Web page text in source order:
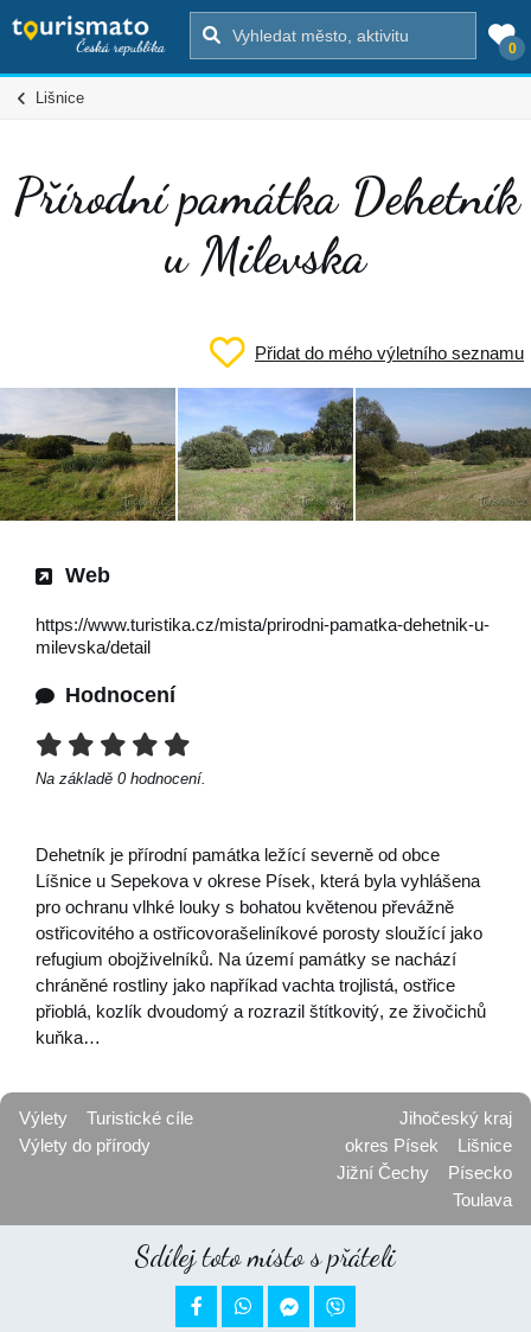
0
Lišnice
Přírodní památka Dehetník
u Milevska
Přidat do mého výletního seznamu
Web
https://www.turistika.cz/mista/prirodni-pamatka-dehetnik-u-
milevska/detail
Hodnocení
Na základě 0 hodnocení.
Dehetník je přírodní památka ležící severně od obce
Líšnice u Sepekova v okrese Písek, která byla vyhlášena
pro ochranu vlhké louky s bohatou květenou převážně
ostřicovitého a ostřicovorašeliníkové porosty sloužící jako
refugium obojživelníků. Na území památky se nachází
chráněné rostliny jako napříkad vachta trojlistá, ostřice
přioblá, kozlík dvoudomý a rozrazil štítkovitý, ze živočichů
kuňka…
Výlety
Turistické cíle
Výlety do přírody
Jihočeský kraj
okres Písek
Lišnice
Jižní Čechy
Písecko
Toulava
Sdílej toto místo s přáteli
 